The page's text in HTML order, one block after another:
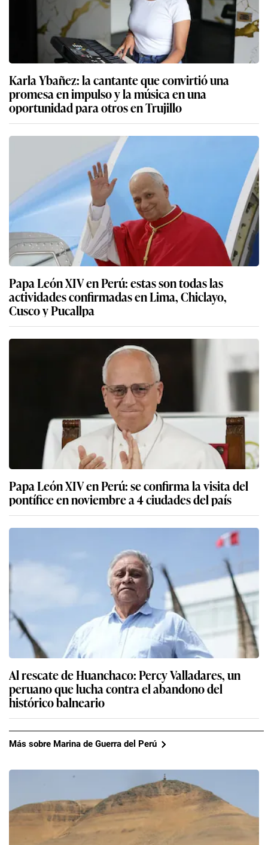
Karla Ybañez: la cantante que convirtió una
promesa en impulso y la música en una
oportunidad para otros en Trujillo
Papa León XIV en Perú: estas son todas las
actividades confirmadas en Lima, Chiclayo,
Cusco y Pucallpa
Papa León XIV en Perú: se confirma la visita del
pontífice en noviembre a 4 ciudades del país
Al rescate de Huanchaco: Percy Valladares, un
peruano que lucha contra el abandono del
histórico balneario
Más sobre Marina de Guerra del Perú